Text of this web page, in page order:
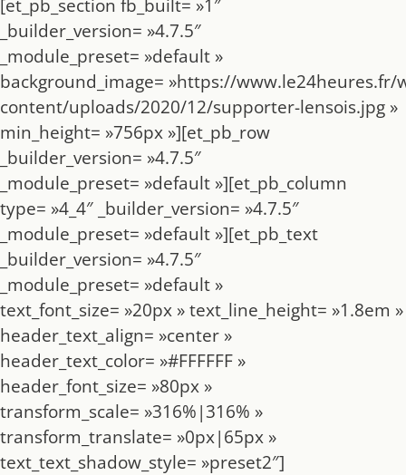
_builder_version= »4.7.5″
_module_preset= »default »
background_image= »https://www.le24heures.fr/
content/uploads/2020/12/supporter-lensois.jpg »
min_height= »756px »][et_pb_row
_builder_version= »4.7.5″
_module_preset= »default »][et_pb_column
type= »4_4″ _builder_version= »4.7.5″
_module_preset= »default »][et_pb_text
_builder_version= »4.7.5″
_module_preset= »default »
text_font_size= »20px » text_line_height= »1.8em »
header_text_align= »center »
header_text_color= »#FFFFFF »
header_font_size= »80px »
transform_scale= »316%|316% »
transform_translate= »0px|65px »
text_text_shadow_style= »preset2″]